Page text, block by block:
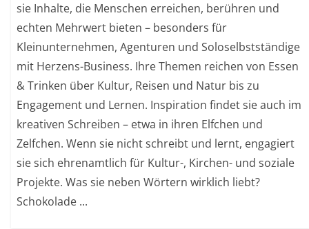
sie Inhalte, die Menschen erreichen, berühren und
echten Mehrwert bieten – besonders für
Kleinunternehmen, Agenturen und Soloselbstständige
mit Herzens-Business. Ihre Themen reichen von Essen
& Trinken über Kultur, Reisen und Natur bis zu
Engagement und Lernen. Inspiration findet sie auch im
kreativen Schreiben – etwa in ihren Elfchen und
Zelfchen. Wenn sie nicht schreibt und lernt, engagiert
sie sich ehrenamtlich für Kultur-, Kirchen- und soziale
Projekte. Was sie neben Wörtern wirklich liebt?
Schokolade ...